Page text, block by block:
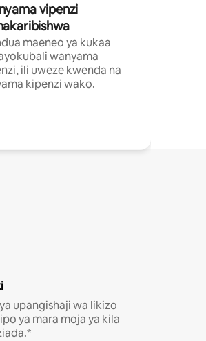
vipenzi
maeneo ya kukaa
wanyama
ili uweze kwenda na
kipenzi wako.
upangishaji wa likizo
ya mara moja ya kila